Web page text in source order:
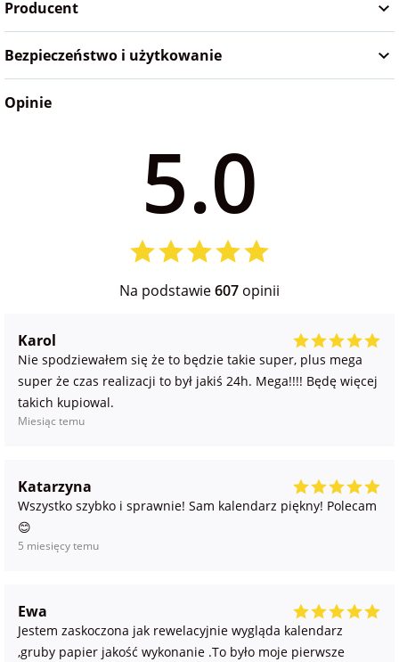
Producent
Bezpieczeństwo i użytkowanie
Opinie
5.0
Na podstawie607 opinii
Karol
Nie spodziewałem się że to będzie takie super, plus mega
super że czas realizacji to był jakiś 24h. Mega!!!! Będę więcej
takich kupiowal.
Miesiąc temu
Katarzyna
Wszystko szybko i sprawnie! Sam kalendarz piękny! Polecam
😊
5 miesięcy temu
Ewa
Jestem zaskoczona jak rewelacyjnie wygląda kalendarz
,gruby papier jakość wykonanie .To było moje pierwsze